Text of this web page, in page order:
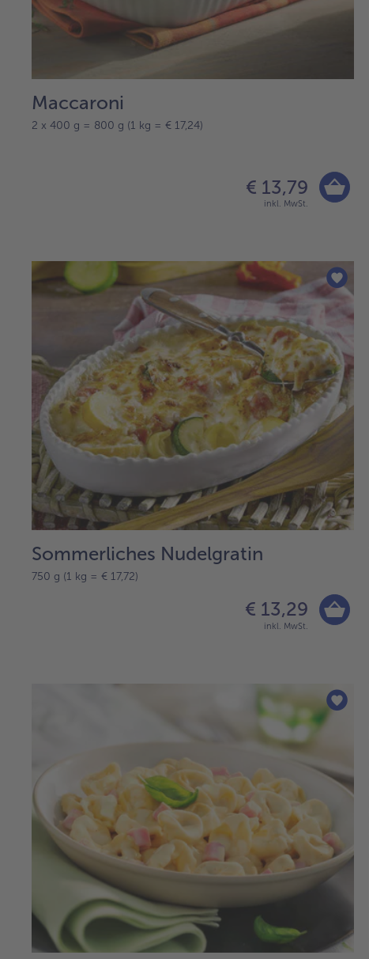
Maccaroni
2 x 400 g = 800 g (1 kg = € 17,24)
€ 13,79
inkl. MwSt.
Sommerliches Nudelgratin
750 g (1 kg = € 17,72)
€ 13,29
inkl. MwSt.